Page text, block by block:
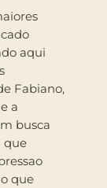
aqui
Fabiano,
a
busca
que
que